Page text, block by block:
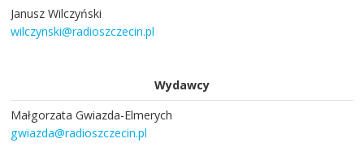
Janusz Wilczyński
wilczynski@radioszczecin.pl
Wydawcy
Małgorzata Gwiazda-Elmerych
gwiazda@radioszczecin.pl